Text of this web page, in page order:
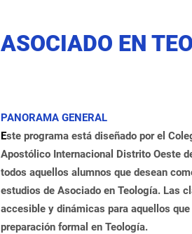
ASOCIADO EN
PANORAMA GENERAL
Este programa está diseñado por el
Apostólico Internacional Distrito Oeste
todos aquellos alumnos que desean
estudios de Asociado en Teología. Las
accesible y dinámicas para aquellos
preparación formal en Teología.